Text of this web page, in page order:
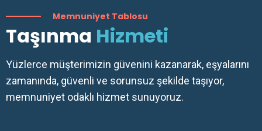
Memnuniyet Tablosu
Taşınma Hizmeti
Yüzlerce müşterimizin güvenini kazanarak, eşyalarını
zamanında, güvenli ve sorunsuz şekilde taşıyor,
memnuniyet odaklı hizmet sunuyoruz.